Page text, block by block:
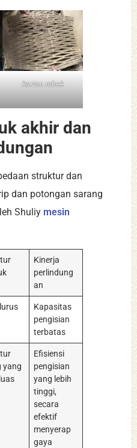
karton robek
akhir dan
struktur dan
dan potongan sarang
Shuliy mesin
Kinerja
perlindung
an
Kapasitas
pengisian
terbatas
yang
Efisiensi
pengisian
yang lebih
tinggi,
secara
efektif
menyerap
gaya